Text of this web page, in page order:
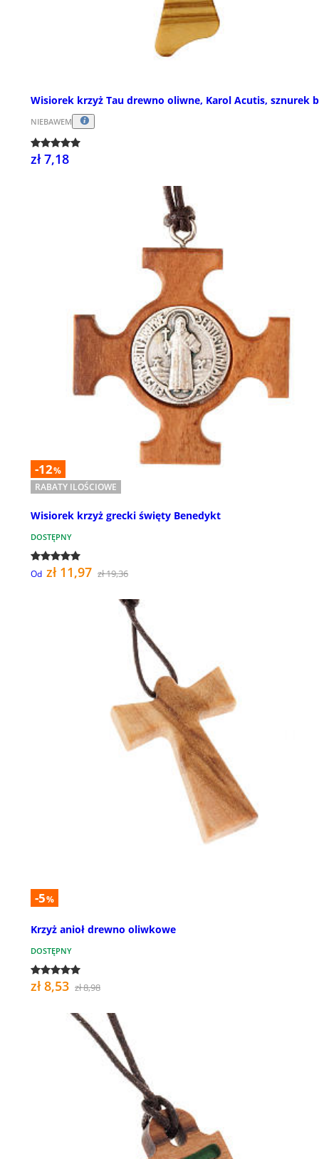
Wisiorek krzyż Tau drewno oliwne, Karol Acutis, sznurek
NIEBAWEM
zł 7,18
-12%
RABATY ILOŚCIOWE
Wisiorek krzyż grecki święty Benedykt
DOSTĘPNY
Od zł 11,97 zł 19,36
-5%
Krzyż anioł drewno oliwkowe
DOSTĘPNY
zł 8,53 zł 8,98